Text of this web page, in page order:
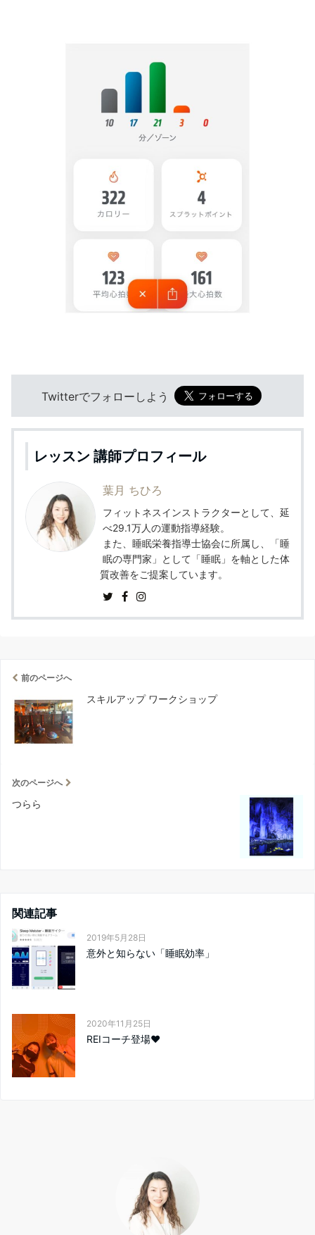
Twitterでフォローしよう
レッスン 講師プロフィール
葉月 ちひろ
フィットネスインストラクターとして、延
べ29.1万人の運動指導経験。
また、睡眠栄養指導士協会に所属し、「睡
眠の専門家」として「睡眠」を軸とした体
質改善をご提案しています。
前のページへ
スキルアップ ワークショップ
次のページへ
つらら
関連記事
2019年5月28日
意外と知らない「睡眠効率」
2020年11月25日
REIコーチ登場❤︎